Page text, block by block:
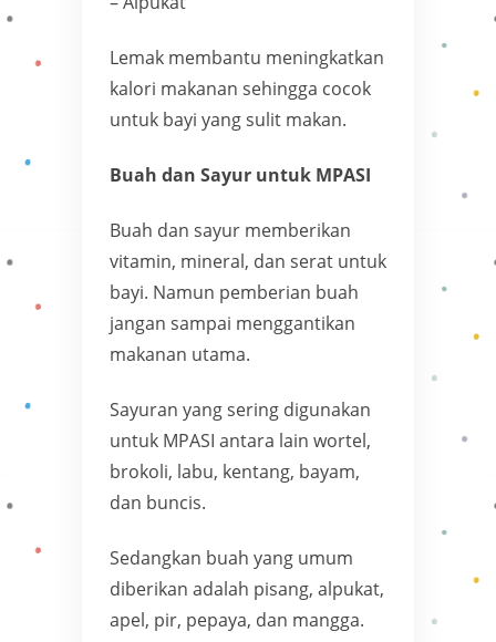
Lemak membantu meningkatkan
kalori makanan sehingga cocok
untuk bayi yang sulit makan.
Buah dan Sayur untuk MPASI
Buah dan sayur memberikan
vitamin, mineral, dan serat untuk
bayi. Namun pemberian buah
jangan sampai menggantikan
makanan utama.
Sayuran yang sering digunakan
untuk MPASI antara lain wortel,
brokoli, labu, kentang, bayam,
dan buncis.
Sedangkan buah yang umum
diberikan adalah pisang, alpukat,
apel, pir, pepaya, dan mangga.